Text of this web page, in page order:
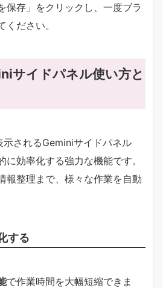
保存」をクリックし、一度ブラ
ください。
サイドパネル使い方と
されるGeminiサイドパネル
に効率化する強力な機能です。
報整理まで、様々な作業を自動
する
で作業時間を大幅短縮できま